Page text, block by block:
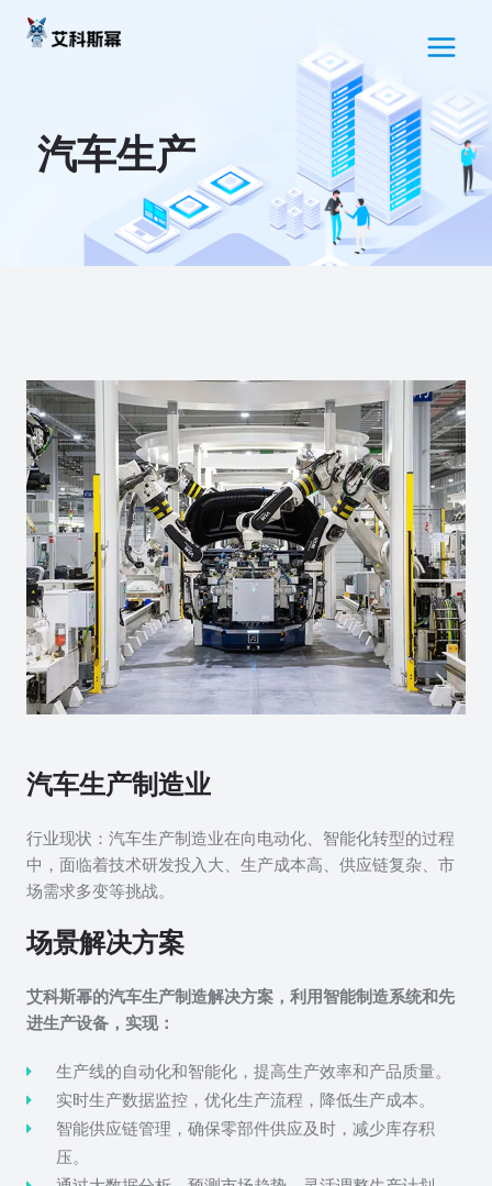
汽车生产
汽车生产制造业
行业现状：汽车生产制造业在向电动化、智能化转型的过程
中，面临着技术研发投入大、生产成本高、供应链复杂、市
场需求多变等挑战。
场景解决方案
艾科斯幂的汽车生产制造解决方案，利用智能制造系统和先
进生产设备，实现：
生产线的自动化和智能化，提高生产效率和产品质量。
实时生产数据监控，优化生产流程，降低生产成本。
智能供应链管理，确保零部件供应及时，减少库存积
压。